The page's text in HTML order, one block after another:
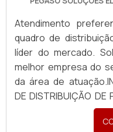
Atendimento
quadro de
líder do mercado.
melhor empresa do
da área de
DE DISTRIBUIÇÃO
de distribuição de
descobre a Pégaso